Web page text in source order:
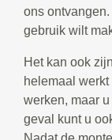
ons
gebruik wilt
Het kan ook
helemaal
werken, maar
geval kunt u